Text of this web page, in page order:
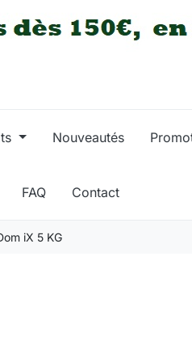
Nouveautés
FAQ Contact
iX 5 KG